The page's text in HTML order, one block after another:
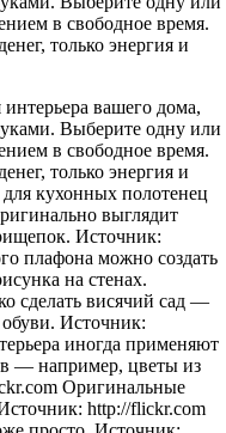
в свободное время.
только энергия и
вашего дома,
Выберите одну или
в свободное время.
только энергия и
кухонных полотенец
выглядит
Источник:
плафона можно создать
на стенах.
сделать висячий сад —
Источник:
иногда применяют
— например, цветы из
Оригинальные
http://flickr.com